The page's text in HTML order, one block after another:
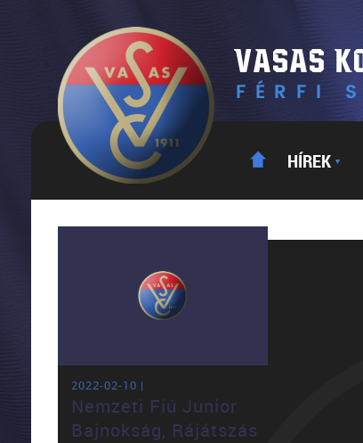
HÍREK ▼
2022-02-10 |
Nemzeti Fiú Junior
Bajnokság, Rájátszás